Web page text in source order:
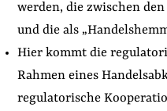
werden, die zwischen
und die als
Hier kommt die
Rahmen eines
regulatorische